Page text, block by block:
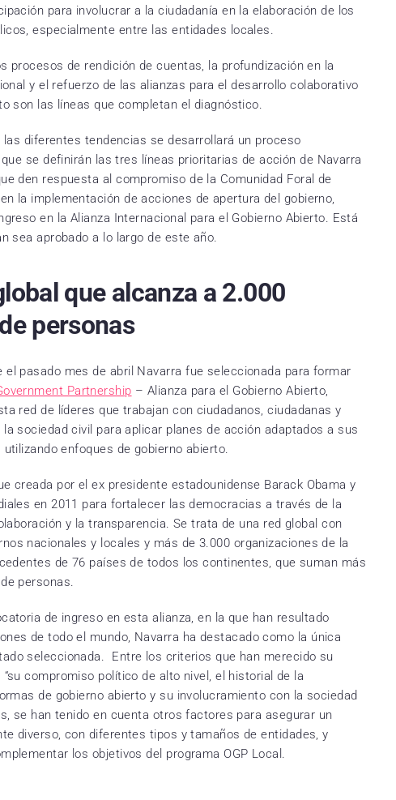
para involucrar a la ciudadanía en la elaboración de los
especialmente entre las entidades locales.
procesos de rendición de cuentas, la profundización en la
y el refuerzo de las alianzas para el desarrollo colaborativo
son las líneas que completan el diagnóstico.
las diferentes tendencias se desarrollará un proceso
se definirán las tres líneas prioritarias de acción de Navarra
den respuesta al compromiso de la Comunidad Foral de
la implementación de acciones de apertura del gobierno,
en la Alianza Internacional para el Gobierno Abierto. Está
sea aprobado a lo largo de este año.
que alcanza a 2.000
personas
el pasado mes de abril Navarra fue seleccionada para formar
Partnership – Alianza para el Gobierno Abierto,
red de líderes que trabajan con ciudadanos, ciudadanas y
la sociedad civil para aplicar planes de acción adaptados a sus
enfoques de gobierno abierto.
creada por el ex presidente estadounidense Barack Obama y
en 2011 para fortalecer las democracias a través de la
y la transparencia. Se trata de una red global con
nacionales y locales y más de 3.000 organizaciones de la
de 76 países de todos los continentes, que suman más
personas.
de ingreso en esta alianza, en la que han resultado
de todo el mundo, Navarra ha destacado como la única
seleccionada. Entre los criterios que han merecido su
compromiso político de alto nivel, el historial de la
de gobierno abierto y su involucramiento con la sociedad
se han tenido en cuenta otros factores para asegurar un
diverso, con diferentes tipos y tamaños de entidades, y
los objetivos del programa OGP Local.